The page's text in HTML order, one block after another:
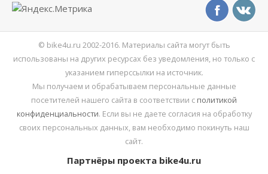
© bike4u.ru 2002-2016. Материалы сайта могут быть
использованы на других ресурсах без уведомления, но только с
указанием гиперссылки на источник.
Мы получаем и обрабатываем персональные данные
посетителей нашего сайта в соответствии с политикой
конфиденциальности. Если вы не даете согласия на обработку
своих персональных данных, вам необходимо покинуть наш
сайт.
Партнёры проекта bike4u.ru